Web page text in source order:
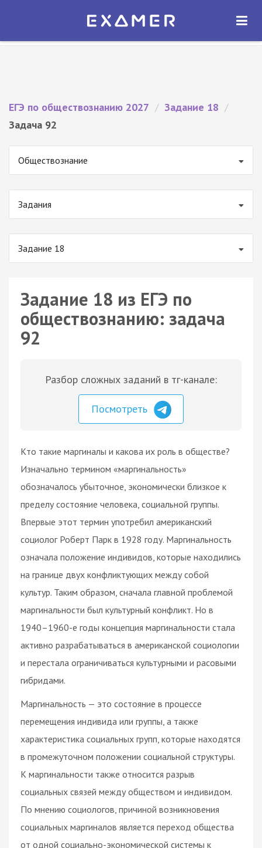
Экзамер — ЕГЭ 2027
ОТКРЫТЬ
ЕГЭ по обществознанию 2027 / Задание 18 /
Задача 92
Обществознание
Задания
Задание 18
Задание 18 из ЕГЭ по
обществознанию: задача
92
Разбор сложных заданий в тг-канале:
Посмотреть
Кто такие маргиналы и какова их роль в обществе?
Изначально термином «маргинальность»
обозначалось убыточное, экономически близкое к
пределу состояние человека, социальной группы.
Впервые этот термин употребил американский
социолог Роберт Парк в 1928 году. Маргинальность
означала положение индивидов, которые находились
на границе двух конфликтующих между собой
культур. Таким образом, сначала главной проблемой
маргинальности был культурный конфликт. Но в
1940–1960-е годы концепция маргинальности стала
активно разрабатываться в американской социологии
и перестала ограничиваться культурными и расовыми
гибридами.
Маргинальность — это состояние в процессе
перемещения индивида или группы, а также
характеристика социальных групп, которые находятся
в промежуточном положении социальной структуры.
К маргинальности также относится разрыв
социальных связей между обществом и индивидом.
По мнению социологов, причиной возникновения
социальных маргиналов является переход общества
от одной социально-экономической системы к